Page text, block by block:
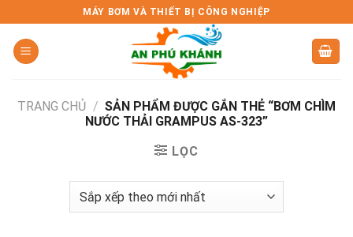
to
content
MÁY BƠM VÀ THIẾT BỊ CÔNG NGHIỆP
TRANG CHỦ / SẢN PHẨM ĐƯỢC GẮN THẺ “BƠM CHÌM
NƯỚC THẢI GRAMPUS AS-323”
LỌC